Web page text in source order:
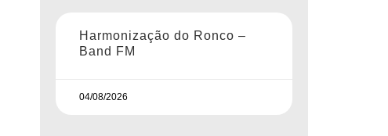
Harmonização do Ronco –
Band FM
04/08/2026